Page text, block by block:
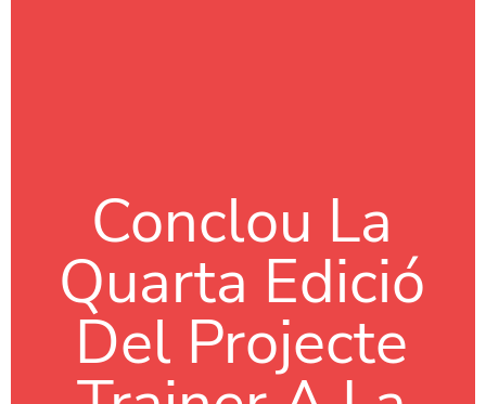
Conclou La
Quarta Edició
Del Projecte